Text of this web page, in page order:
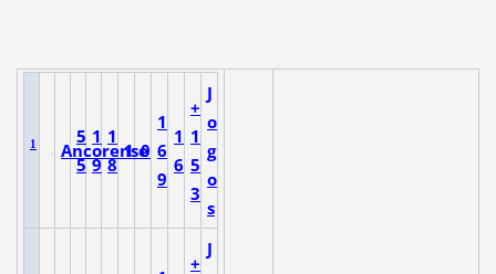
1 Ancorense
5
5
1
9
1
8
1 0
1
6
9
1
6
+
1
5
3
J
o
g
o
s
+
J